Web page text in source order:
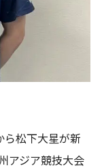
ら松下大星が新
アジア競技大会